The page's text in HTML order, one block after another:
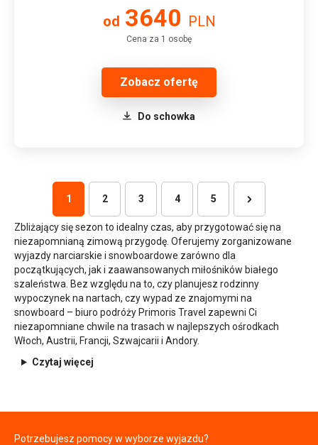
od 3640 PLN
Cena za 1 osobę
Zobacz ofertę
Do schowka
1 2 3 4 5
Zbliżający się sezon to idealny czas, aby przygotować się na
niezapomnianą zimową przygodę. Oferujemy zorganizowane
wyjazdy narciarskie i snowboardowe zarówno dla
początkujących, jak i zaawansowanych miłośników białego
szaleństwa. Bez względu na to, czy planujesz rodzinny
wypoczynek na nartach, czy wypad ze znajomymi na
snowboard – biuro podróży Primoris Travel zapewni Ci
niezapomniane chwile na trasach w najlepszych ośrodkach
Włoch, Austrii, Francji, Szwajcarii i Andory.
Czytaj więcej
Potrzebujesz pomocy w wyborze wyjazdu?